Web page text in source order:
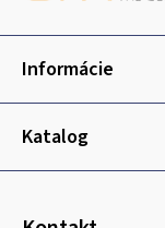
ä
i
Informácie
Katalog